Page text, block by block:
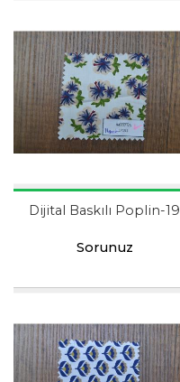
Dijital Baskılı Poplin-19
Sorunuz